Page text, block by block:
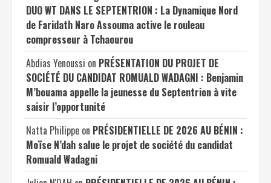
DUO WT DANS LE SEPTENTRION : La Dynamique Nord
de Faridath Naro Assouma active le rouleau
compresseur à Tchaourou
Abdias Yenoussi on PRÉSENTATION DU PROJET DE
SOCIÉTÉ DU CANDIDAT ROMUALD WADAGNI : Benjamin
M’bouama appelle la jeunesse du Septentrion à vite
saisir l’opportunité
Natta Philippe on PRÉSIDENTIELLE DE 2026 AU BÉNIN :
Moïse N’dah salue le projet de société du candidat
Romuald Wadagni